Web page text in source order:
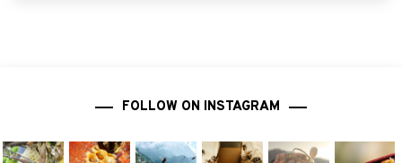
FOLLOW ON INSTAGRAM